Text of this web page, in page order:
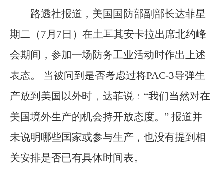
路透社报道，美国国防部副部长达菲星
期二（7月7日）在土耳其安卡拉出席北约峰
会期间，参加一场防务工业活动时作出上述
表态。 当被问到是否考虑过将PAC-3导弹生
产放到美国以外时，达菲说：“我们当然对在
美国境外生产的机会持开放态度。” 报道并
未说明哪些国家或参与生产，也没有提到相
关安排是否已有具体时间表。